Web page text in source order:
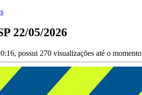
22/05/2026
possui 270 visualizações até o momento